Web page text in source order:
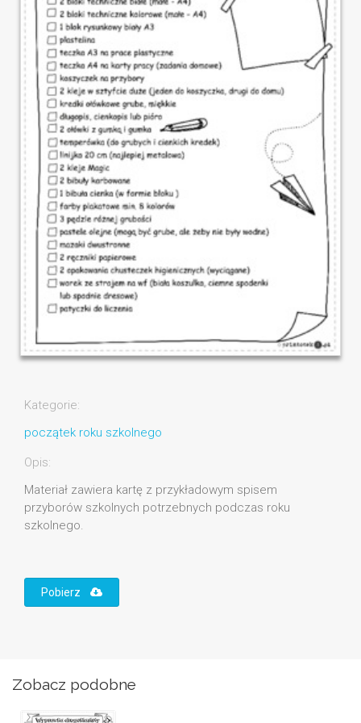
Kategorie:
początek roku szkolnego
Opis:
Materiał zawiera kartę z przykładowym spisem
przyborów szkolnych potrzebnych podczas roku
szkolnego.
Pobierz
Zobacz podobne